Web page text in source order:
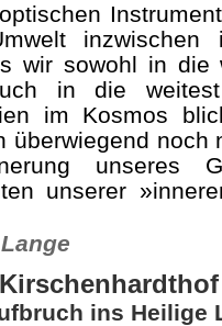
inzwischen
wir sowohl in die
in die weitest
im Kosmos
überwiegend noch
unseres
unserer
ins Heilige